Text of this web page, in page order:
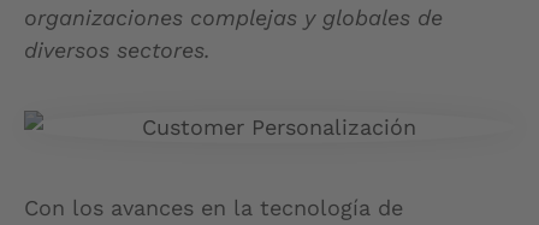
organizaciones complejas y globales de
diversos sectores.
Con los avances en la tecnología de